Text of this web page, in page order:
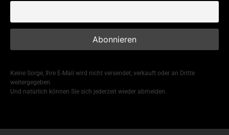
Keine Sorge, Ihre E-Mail wird nicht versendet, verkauft oder an Dritte
weitergegeben.
Und natürlich können Sie sich jederzeit wieder abmelden.